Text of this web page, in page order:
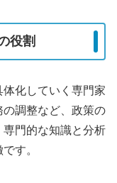
役割
化していく専門家
調整など、政策の
門的な知識と分析
す。